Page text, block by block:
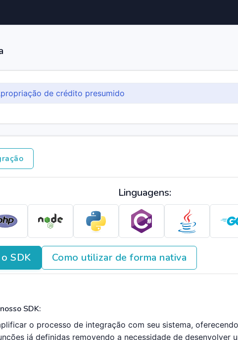
de crédito presumido
Linguagens:
SDK Como utilizar de forma nativa
SDK:
o processo de integração com seu sistema,
já definidas removendo a necessidade de desenvolver